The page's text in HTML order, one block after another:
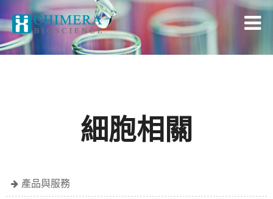
細胞相關
產品與服務